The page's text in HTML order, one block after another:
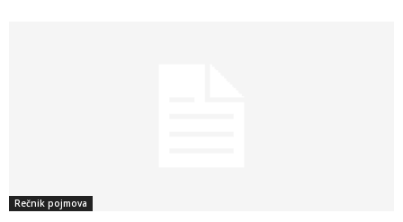
Rečnik pojmova